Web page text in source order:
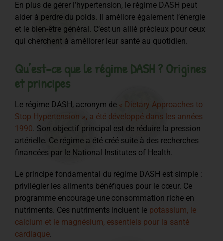
En plus de gérer l’hypertension, le régime DASH peut
aider à perdre du poids. Il améliore également l’énergie
et le bien-être général. C’est un allié précieux pour ceux
qui cherchent à améliorer leur santé au quotidien.
Qu’est-ce que le régime DASH ? Origines
et principes
Le régime DASH, acronym de « Dietary Approaches to
Stop Hypertension », a été développé dans les années
1990. Son objectif principal est de réduire la pression
artérielle. Ce régime a été créé suite à des recherches
financées par le National Institutes of Health.
Le principe fondamental du régime DASH est simple :
privilégier les aliments bénéfiques pour le cœur. Ce
programme encourage une consommation riche en
nutriments. Ces nutriments incluent le potassium, le
calcium et le magnésium, essentiels pour la santé
cardiaque.